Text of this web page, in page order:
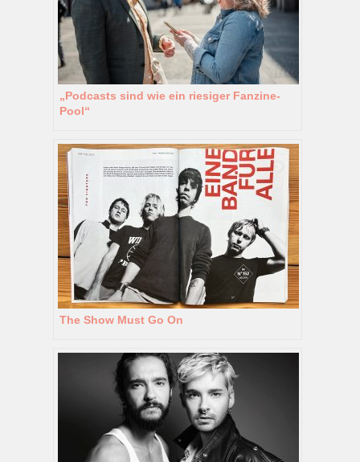
„Podcasts sind wie ein riesiger Fanzine-
Pool“
The Show Must Go On